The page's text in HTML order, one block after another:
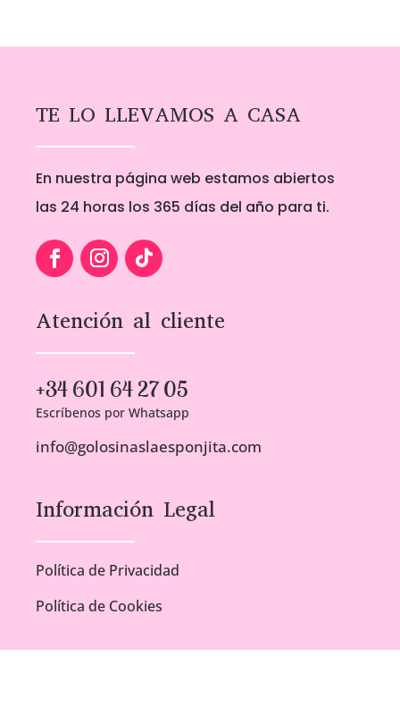
TE LO LLEVAMOS A CASA
En nuestra página web estamos abiertos
las 24 horas los 365 días del año para ti.
Atención al cliente
+34 601 64 27 05
Escríbenos por Whatsapp
info@golosinaslaesponjita.com
Información Legal
Política de Privacidad
Política de Cookies